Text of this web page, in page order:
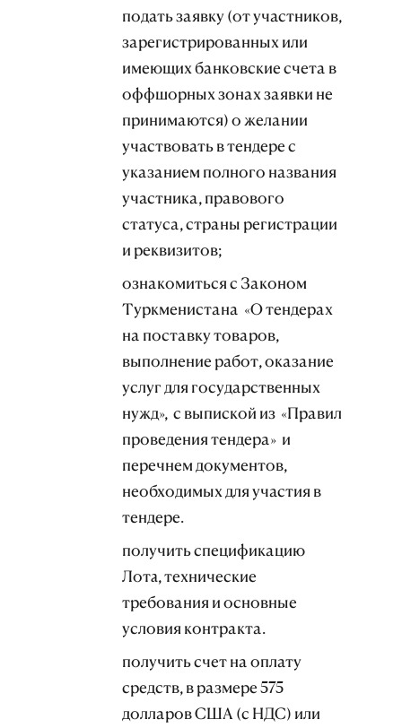
подать заявку (от участников,
зарегистрированных или
имеющих банковские счета в
оффшорных зонах заявки не
принимаются) о желании
участвовать в тендере с
указанием полного названия
участника, правового
статуса, страны регистрации
и реквизитов;
ознакомиться с Законом
Туркменистана «О тендерах
на поставку товаров,
выполнение работ, оказание
услуг для государственных
нужд», с выпиской из «Правил
проведения тендера» и
перечнем документов,
необходимых для участия в
тендере.
получить спецификацию
Лотa, технические
требования и основные
условия контракта.
получить счет на оплату
средств, в размере 575
долларов США (с НДС) или